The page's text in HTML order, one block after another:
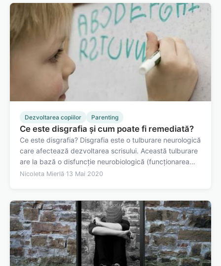
Dezvoltarea copiilor Parenting
Ce este disgrafia și cum poate fi remediată?
Ce este disgrafia? Disgrafia este o tulburare neurologică
care afectează dezvoltarea scrisului. Această tulburare
are la bază o disfuncție neurobiologică (funcționarea
anormală a unei anumite regiuni din creier sau sistemul
Nicoleta Mierlă· 13 Mai 2020